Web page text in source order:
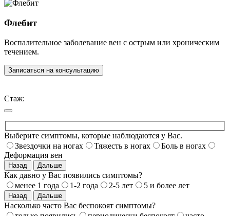
Флебит
Воспалительное заболевание вен с острым или хроническим
течением.
Записаться на консультацию
Стаж:
Выберите симптомы, которые наблюдаются у Вас.
Звездочки на ногах
Тяжесть в ногах
Боль в ногах
Деформация вен
Назад Дальше
Как давно у Вас появились симптомы?
менее 1 года
1-2 года 2-5 лет 5 и более лет
Назад Дальше
Насколько часто Вас беспокоят симптомы?